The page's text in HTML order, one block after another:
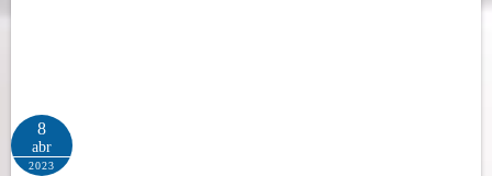
8
abr
2023